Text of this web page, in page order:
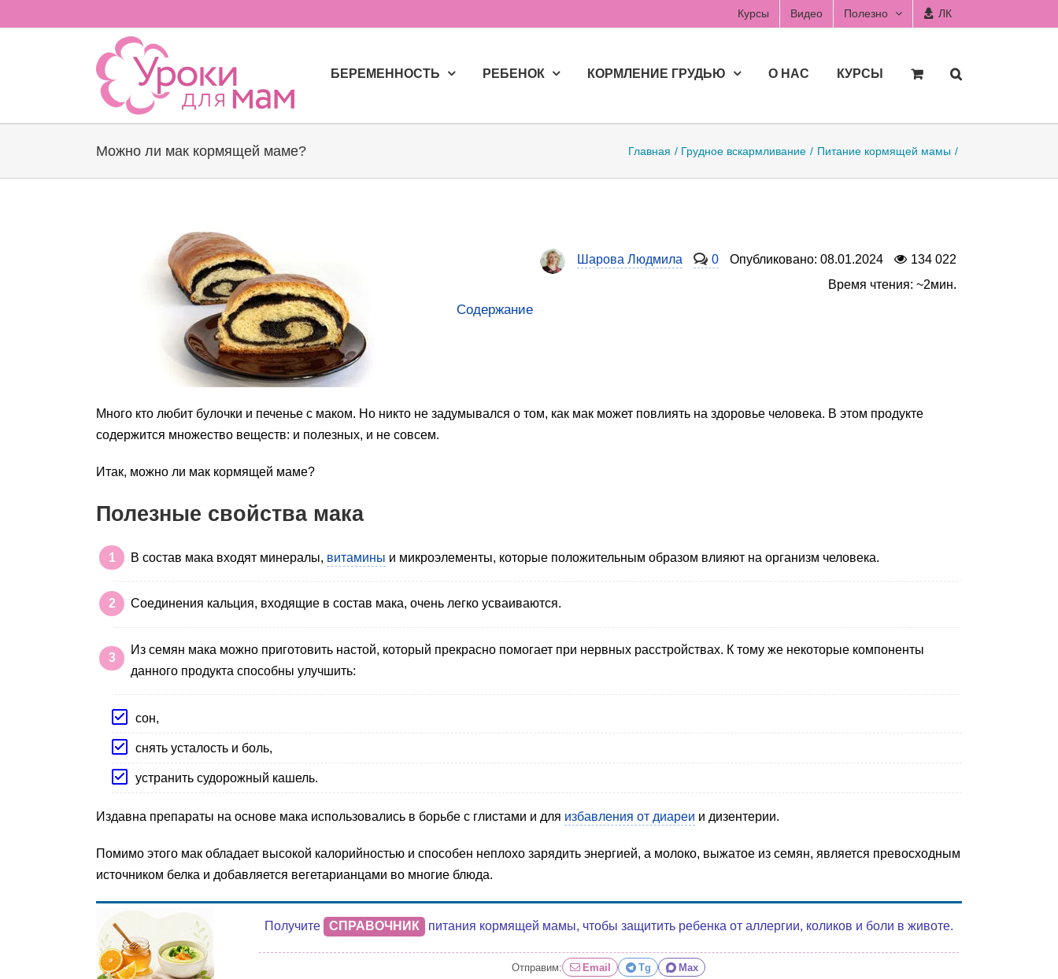
to
Курсы Видео Полезно ЛК
БЕРЕМЕННОСТЬ РЕБЕНОК КОРМЛЕНИЕ ГРУДЬЮ О НАС КУРСЫ
Можно ли мак кормящей маме? Главная Грудное вскармливание Питание кормящей мамы
Шарова Людмила 0 Опубликовано: 08.01.2024
134 022
Время чтения: ~2мин.
Содержание
Много кто любит булочки и печенье с маком. Но никто не задумывался о том, как мак может повлиять на здоровье человека. В этом продукте
содержится множество веществ: и полезных, и не совсем.
Итак, можно ли мак кормящей маме?
Полезные свойства мака
В состав мака входят минералы, витамины и микроэлементы, которые положительным образом влияют на организм человека.
Соединения кальция, входящие в состав мака, очень легко усваиваются.
Из семян мака можно приготовить настой, который прекрасно помогает при нервных расстройствах. К тому же некоторые компоненты
данного продукта способны улучшить:
сон,
снять усталость и боль,
устранить судорожный кашель.
Издавна препараты на основе мака использовались в борьбе с глистами и для избавления от диареи и дизентерии.
Помимо этого мак обладает высокой калорийностью и способен неплохо зарядить энергией, а молоко, выжатое из семян, является превосходным
источником белка и добавляется вегетарианцами во многие блюда.
Получите СПРАВОЧНИК питания кормящей мамы, чтобы защитить ребенка от аллергии, коликов и боли в животе.
Отправим: Email Tg Max